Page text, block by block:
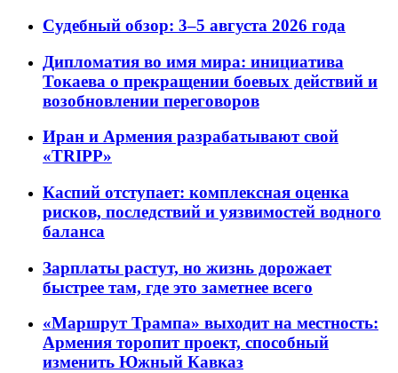
Судебный обзор: 3–5 августа 2026 года
Дипломатия во имя мира: инициатива
Токаева о прекращении боевых действий и
возобновлении переговоров
Иран и Армения разрабатывают свой
«TRIPP»
Каспий отступает: комплексная оценка
рисков, последствий и уязвимостей водного
баланса
Зарплаты растут, но жизнь дорожает
быстрее там, где это заметнее всего
«Маршрут Трампа» выходит на местность:
Армения торопит проект, способный
изменить Южный Кавказ